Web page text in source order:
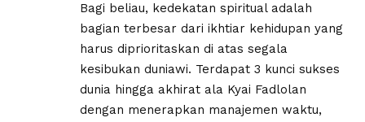
Bagi beliau, kedekatan spiritual adalah
bagian terbesar dari ikhtiar kehidupan yang
harus diprioritaskan di atas segala
kesibukan duniawi. Terdapat 3 kunci sukses
dunia hingga akhirat ala Kyai Fadlolan
dengan menerapkan manajemen waktu,